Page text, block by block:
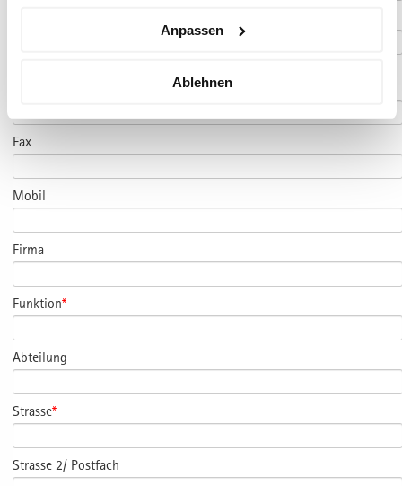
Anpassen
Ablehnen
Fax
Mobil
Firma
Funktion*
Abteilung
Strasse*
Strasse 2/ Postfach